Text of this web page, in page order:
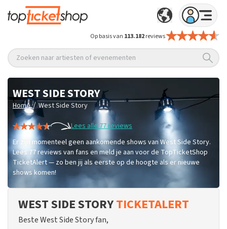
Op basis van 113.182reviews
Zoeken naar artiesten of evenementen
WEST SIDE STORY
Home / West Side Story
Lees alle 77 reviews
Er zijn momenteel geen aankomende shows van West Side Story.
Lees 77 reviews van fans en meld je aan voor de TopTicketShop
TicketAlert — zo ben jij als eerste op de hoogte als er nieuwe
shows komen!
WEST SIDE STORYTICKETALERT
Beste West Side Story fan,